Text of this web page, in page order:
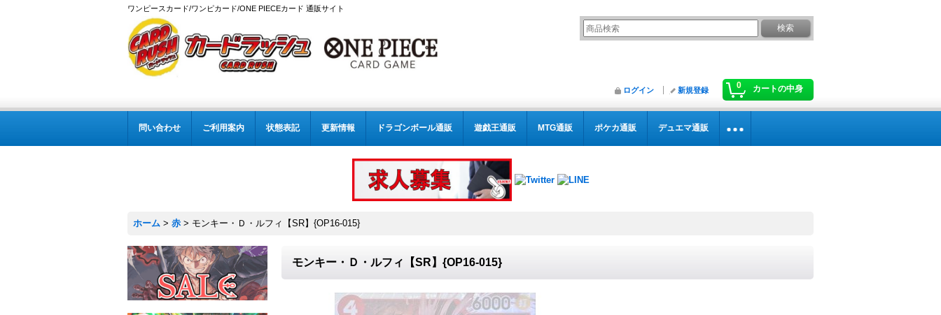
ワンピースカード/ワンピカード/ONE PIECEカード 通販サイト
0 カートの中身
ログイン 新規登録
問い合わせ ご利用案内 状態表記 更新情報 ドラゴンボール通販 遊戯王通販 MTG通販 ポケカ通販 デュエマ通販
ホーム > 赤 > モンキー・Ｄ・ルフィ【SR】{OP16-015}
モンキー・Ｄ・ルフィ【SR】{OP16-015}